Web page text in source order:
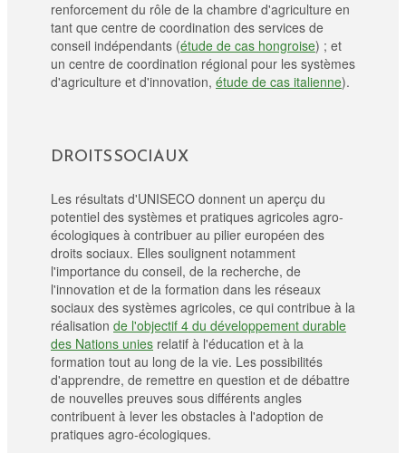
renforcement du rôle de la chambre d'agriculture en
tant que centre de coordination des services de
conseil indépendants (étude de cas hongroise) ; et
un centre de coordination régional pour les systèmes
d'agriculture et d'innovation, étude de cas italienne).
DROITS SOCIAUX
Les résultats d'UNISECO donnent un aperçu du
potentiel des systèmes et pratiques agricoles agro-
écologiques à contribuer au pilier européen des
droits sociaux. Elles soulignent notamment
l'importance du conseil, de la recherche, de
l'innovation et de la formation dans les réseaux
sociaux des systèmes agricoles, ce qui contribue à la
réalisation de l'objectif 4 du développement durable
des Nations unies relatif à l'éducation et à la
formation tout au long de la vie. Les possibilités
d'apprendre, de remettre en question et de débattre
de nouvelles preuves sous différents angles
contribuent à lever les obstacles à l'adoption de
pratiques agro-écologiques.